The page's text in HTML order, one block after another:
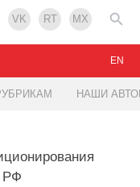
VK RT MX
НАШИ
EN
РФ49307
45780